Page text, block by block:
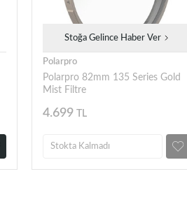
Stoğa Gelince Haber Ver
Polarpro
Polarpro 82mm 135 Series Gold
Mist Filtre
4.699 TL
Stokta Kalmadı